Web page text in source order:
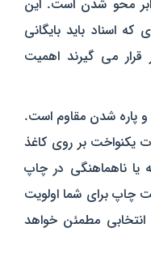
محو شدن است. این
اسناد باید بایگانی
می‌ گیرند اهمیت
پاره شدن مقاوم است.
یکنواخت بر روی کاغذ
یا ناهماهنگی در چاپ
چاپ برای شما اولویت
انتخابی مطمئن خواهد